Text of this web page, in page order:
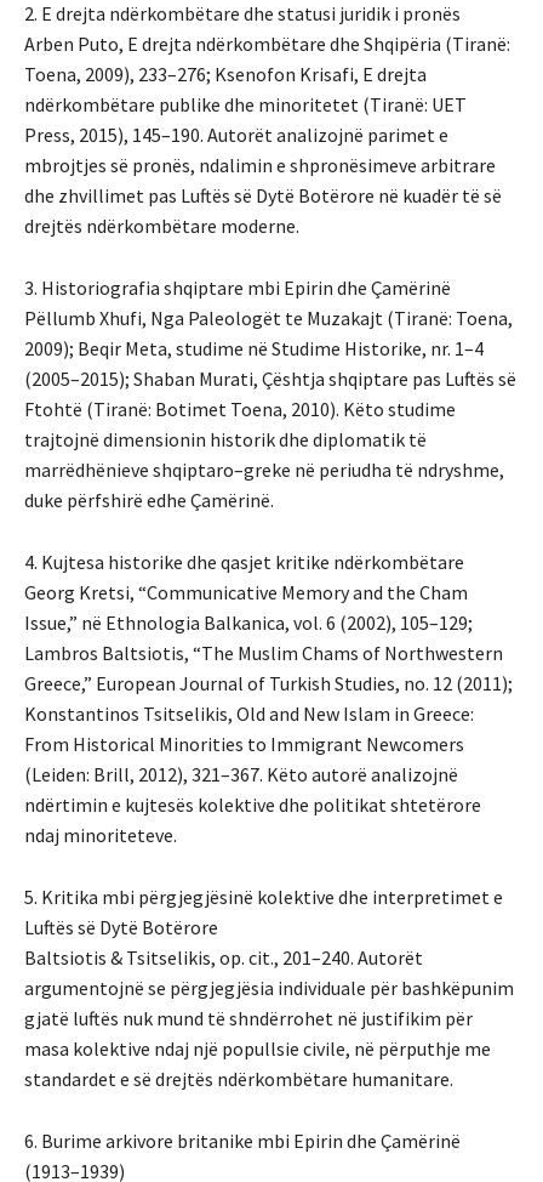
2. E drejta ndërkombëtare dhe statusi juridik i pronës
Arben Puto, E drejta ndërkombëtare dhe Shqipëria (Tiranë:
Toena, 2009), 233–276; Ksenofon Krisafi, E drejta
ndërkombëtare publike dhe minoritetet (Tiranë: UET
Press, 2015), 145–190. Autorët analizojnë parimet e
mbrojtjes së pronës, ndalimin e shpronësimeve arbitrare
dhe zhvillimet pas Luftës së Dytë Botërore në kuadër të së
drejtës ndërkombëtare moderne.
3. Historiografia shqiptare mbi Epirin dhe Çamërinë
Pëllumb Xhufi, Nga Paleologët te Muzakajt (Tiranë: Toena,
2009); Beqir Meta, studime në Studime Historike, nr. 1–4
(2005–2015); Shaban Murati, Çështja shqiptare pas Luftës së
Ftohtë (Tiranë: Botimet Toena, 2010). Këto studime
trajtojnë dimensionin historik dhe diplomatik të
marrëdhënieve shqiptaro–greke në periudha të ndryshme,
duke përfshirë edhe Çamërinë.
4. Kujtesa historike dhe qasjet kritike ndërkombëtare
Georg Kretsi, “Communicative Memory and the Cham
Issue,” në Ethnologia Balkanica, vol. 6 (2002), 105–129;
Lambros Baltsiotis, “The Muslim Chams of Northwestern
Greece,” European Journal of Turkish Studies, no. 12 (2011);
Konstantinos Tsitselikis, Old and New Islam in Greece:
From Historical Minorities to Immigrant Newcomers
(Leiden: Brill, 2012), 321–367. Këto autorë analizojnë
ndërtimin e kujtesës kolektive dhe politikat shtetërore
ndaj minoriteteve.
5. Kritika mbi përgjegjësinë kolektive dhe interpretimet e
Luftës së Dytë Botërore
Baltsiotis & Tsitselikis, op. cit., 201–240. Autorët
argumentojnë se përgjegjësia individuale për bashkëpunim
gjatë luftës nuk mund të shndërrohet në justifikim për
masa kolektive ndaj një popullsie civile, në përputhje me
standardet e së drejtës ndërkombëtare humanitare.
6. Burime arkivore britanike mbi Epirin dhe Çamërinë
(1913–1939)